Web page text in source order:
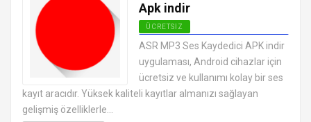
Apk indir
ÜCRETSIZ
ANDROID SES VE VIDEO
UYGULAMALARI APK
ASR MP3 Ses Kaydedici APK indir
uygulaması, Android cihazlar için
ücretsiz ve kullanımı kolay bir ses
kayıt aracıdır. Yüksek kaliteli kayıtlar almanızı sağlayan
gelişmiş özelliklerle...